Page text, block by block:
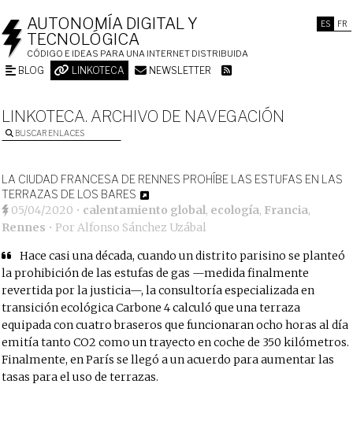
ES FR
AUTONOMÍA DIGITAL Y
TECNOLÓGICA
CÓDIGO E IDEAS PARA UNA INTERNET DISTRIBUIDA
BLOG LINKOTECA NEWSLETTER
LINKOTECA. ARCHIVO DE NAVEGACIÓN
BUSCAR ENLACES
LA CIUDAD FRANCESA DE RENNES PROHÍBE LAS ESTUFAS EN LAS
TERRAZAS DE LOS BARES
05/04/2020 • calentamiento global, ecología, Francia,
Rennes • PorAlfonso Sánchez Uzábal
Hace casi una década, cuando un distrito parisino se planteó
la prohibición de las estufas de gas —medida finalmente
revertida por la justicia—, la consultoría especializada en
transición ecológica Carbone 4 calculó que una terraza
equipada con cuatro braseros que funcionaran ocho horas al día
emitía tanto CO2 como un trayecto en coche de 350 kilómetros.
Finalmente, en París se llegó a un acuerdo para aumentar las
tasas para el uso de terrazas.